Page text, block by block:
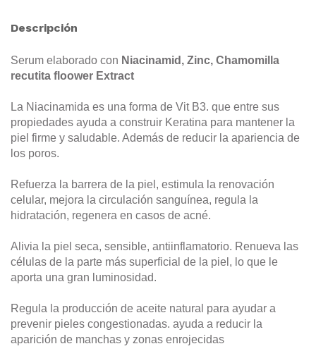
Descripción
Serum elaborado con Niacinamid, Zinc, Chamomilla
recutita floower Extract
La Niacinamida es una forma de Vit B3. que entre sus
propiedades ayuda a construir Keratina para mantener la
piel firme y saludable. Además de reducir la apariencia de
los poros.
Refuerza la barrera de la piel, estimula la renovación
celular, mejora la circulación sanguínea, regula la
hidratación, regenera en casos de acné.
Alivia la piel seca, sensible, antiinflamatorio. Renueva las
células de la parte más superficial de la piel, lo que le
aporta una gran luminosidad.
Regula la producción de aceite natural para ayudar a
prevenir pieles congestionadas. ayuda a reducir la
aparición de manchas y zonas enrojecidas